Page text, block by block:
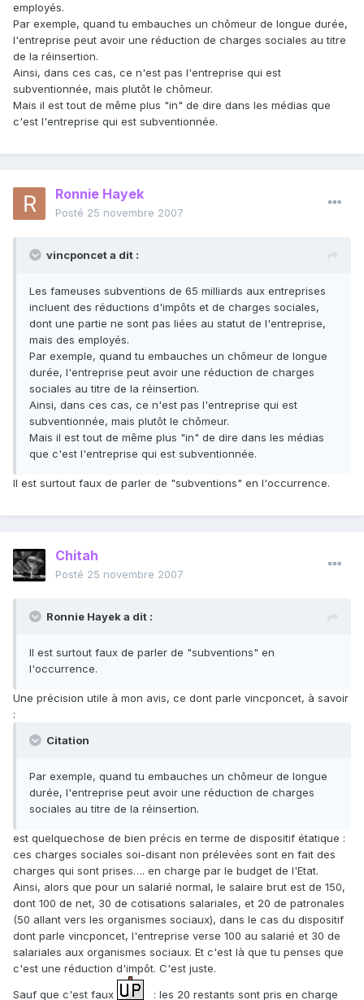
employés.
Par exemple, quand tu embauches un chômeur de longue durée,
l'entreprise peut avoir une réduction de charges sociales au titre
de la réinsertion.
Ainsi, dans ces cas, ce n'est pas l'entreprise qui est
subventionnée, mais plutôt le chômeur.
Mais il est tout de même plus "in" de dire dans les médias que
c'est l'entreprise qui est subventionnée.
Ronnie Hayek
Posté 25 novembre 2007
vincponcet a dit :
Les fameuses subventions de 65 milliards aux entreprises
incluent des réductions d'impôts et de charges sociales,
dont une partie ne sont pas liées au statut de l'entreprise,
mais des employés.
Par exemple, quand tu embauches un chômeur de longue
durée, l'entreprise peut avoir une réduction de charges
sociales au titre de la réinsertion.
Ainsi, dans ces cas, ce n'est pas l'entreprise qui est
subventionnée, mais plutôt le chômeur.
Mais il est tout de même plus "in" de dire dans les médias
que c'est l'entreprise qui est subventionnée.
Il est surtout faux de parler de "subventions" en l'occurrence.
Chitah
Posté 25 novembre 2007
Ronnie Hayek a dit :
Il est surtout faux de parler de "subventions" en
l'occurrence.
Une précision utile à mon avis, ce dont parle vincponcet, à savoir
:
Citation
Par exemple, quand tu embauches un chômeur de longue
durée, l'entreprise peut avoir une réduction de charges
sociales au titre de la réinsertion.
est quelquechose de bien précis en terme de dispositif étatique :
ces charges sociales soi-disant non prélevées sont en fait des
charges qui sont prises…. en charge par le budget de l'Etat.
Ainsi, alors que pour un salarié normal, le salaire brut est de 150,
dont 100 de net, 30 de cotisations salariales, et 20 de patronales
(50 allant vers les organismes sociaux), dans le cas du dispositif
dont parle vincponcet, l'entreprise verse 100 au salarié et 30 de
salariales aux organismes sociaux. Et c'est là que tu penses que
c'est une réduction d'impôt. C'est juste.
Sauf que c'est faux
: les 20 restants sont pris en charge